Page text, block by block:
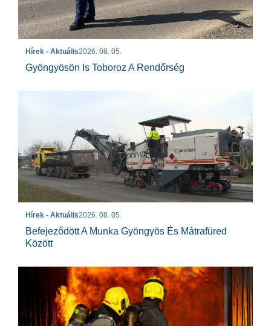
Hírek - Aktuális2026. 08. 05.
Gyöngyösön Is Toboroz A Rendőrség
Hírek - Aktuális2026. 08. 05.
Befejeződött A Munka Gyöngyös És Mátrafüred
Között